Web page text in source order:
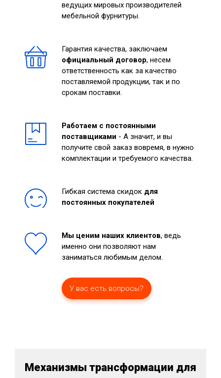
ведущих мировых производителей
мебельной фурнитуры.
Гарантия качества, заключаем
официальный договор, несем
ответственность как за качество
поставляемой продукции, так и по
срокам поставки.
Работаем с постоянными
поставщиками - А значит, и вы
получите свой заказ вовремя, в нужно
комплектации и требуемого качества.
Гибкая система скидок для
постоянных покупателей
Мы ценим наших клиентов, ведь
именно они позволяют нам
заниматься любимым делом.
У вас есть вопросы?
Механизмы трансформации для